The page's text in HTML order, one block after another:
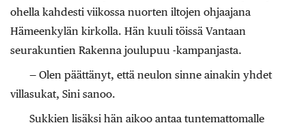
ohella kahdesti viikossa nuorten iltojen ohjaajana
Hämeenkylän kirkolla. Hän kuuli töissä Vantaan
seurakuntien Rakenna joulupuu -kampanjasta.
— Olen päättänyt, että neulon sinne ainakin yhdet
villasukat, Sini sanoo.
Sukkien lisäksi hän aikoo antaa tuntemattomalle